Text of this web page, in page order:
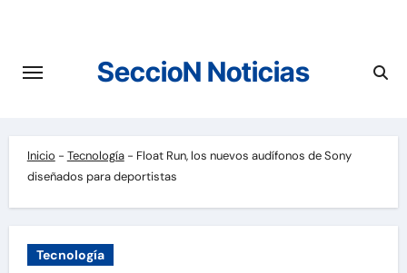
contenido
SeccioN Noticias
Inicio - Tecnología- Float Run, los nuevos audífonos de Sony
diseñados para deportistas
Tecnología